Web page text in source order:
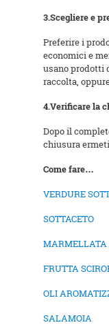
3.Scegliere e
Preferire i
economici e
usano prodotti
raccolta,
4.Verificare la
Dopo il
chiusura
Come fare…
VERDURE
SOTTACETO
MARMELLATA
FRUTTA
OLI
SALAMOIA